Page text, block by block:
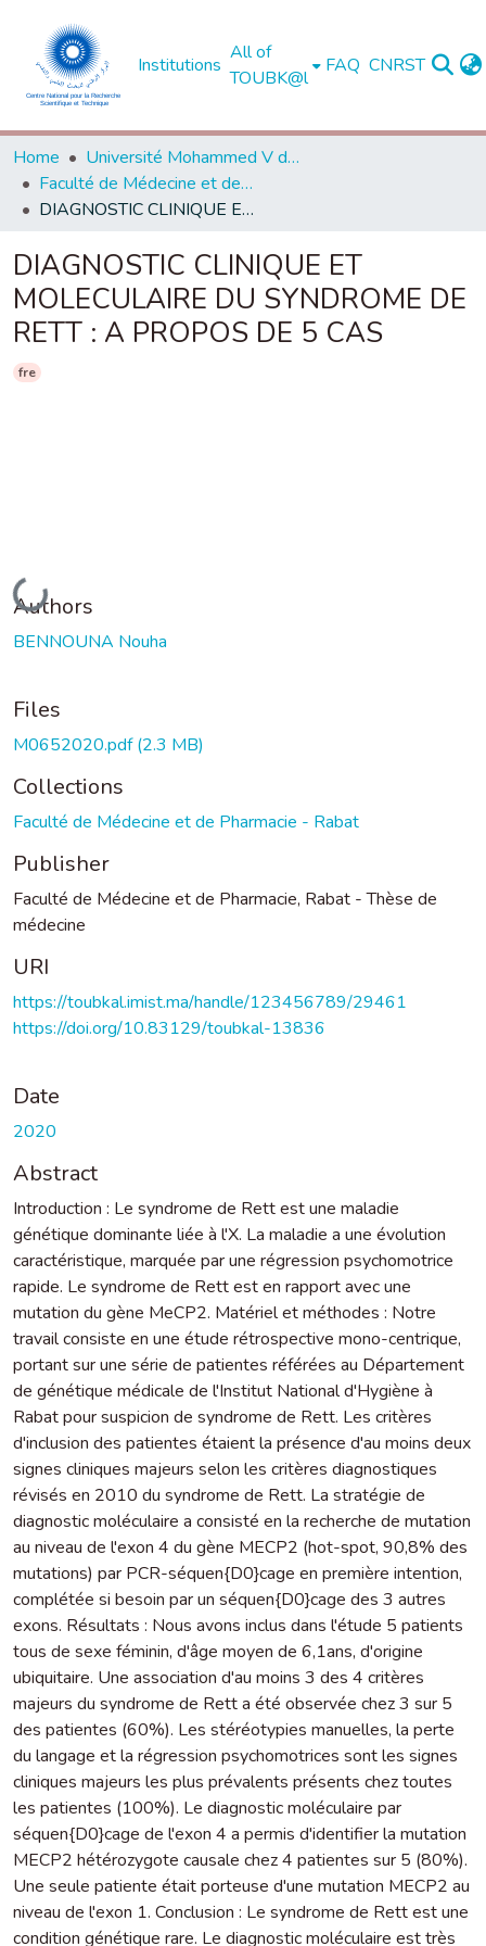
Institutions
All of
TOUBK@l
FAQ CNRST
Home
Université Mohammed V de Rabat
Faculté de Médecine et de Pharmacie - Rabat
DIAGNOSTIC CLINIQUE ET MOLECULAIRE DU SYNDROME DE RETT : A PROPOS DE 5 CAS
DIAGNOSTIC CLINIQUE ET
MOLECULAIRE DU SYNDROME DE
RETT : A PROPOS DE 5 CAS
fre
Loading...
Authors
BENNOUNA Nouha
Files
M0652020.pdf(2.3 MB)
Collections
Faculté de Médecine et de Pharmacie - Rabat
Publisher
Faculté de Médecine et de Pharmacie, Rabat - Thèse de
médecine
URI
https://toubkal.imist.ma/handle/123456789/29461
https://doi.org/10.83129/toubkal-13836
Date
2020
Abstract
Introduction : Le syndrome de Rett est une maladie
génétique dominante liée à l'X. La maladie a une évolution
caractéristique, marquée par une régression psychomotrice
rapide. Le syndrome de Rett est en rapport avec une
mutation du gène MeCP2. Matériel et méthodes : Notre
travail consiste en une étude rétrospective mono-centrique,
portant sur une série de patientes référées au Département
de génétique médicale de l'Institut National d'Hygiène à
Rabat pour suspicion de syndrome de Rett. Les critères
d'inclusion des patientes étaient la présence d'au moins deux
signes cliniques majeurs selon les critères diagnostiques
révisés en 2010 du syndrome de Rett. La stratégie de
diagnostic moléculaire a consisté en la recherche de mutation
au niveau de l'exon 4 du gène MECP2 (hot-spot, 90,8% des
mutations) par PCR-séquen{D0}cage en première intention,
complétée si besoin par un séquen{D0}cage des 3 autres
exons. Résultats : Nous avons inclus dans l'étude 5 patients
tous de sexe féminin, d'âge moyen de 6,1ans, d'origine
ubiquitaire. Une association d'au moins 3 des 4 critères
majeurs du syndrome de Rett a été observée chez 3 sur 5
des patientes (60%). Les stéréotypies manuelles, la perte
du langage et la régression psychomotrices sont les signes
cliniques majeurs les plus prévalents présents chez toutes
les patientes (100%). Le diagnostic moléculaire par
séquen{D0}cage de l'exon 4 a permis d'identifier la mutation
MECP2 hétérozygote causale chez 4 patientes sur 5 (80%).
Une seule patiente était porteuse d'une mutation MECP2 au
niveau de l'exon 1. Conclusion : Le syndrome de Rett est une
condition génétique rare. Le diagnostic moléculaire est très